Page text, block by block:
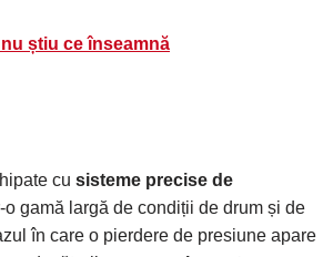
știu ce înseamnă
cu sisteme precise de
o gamă largă de condiții de drum și de
în care o pierdere de presiune apare